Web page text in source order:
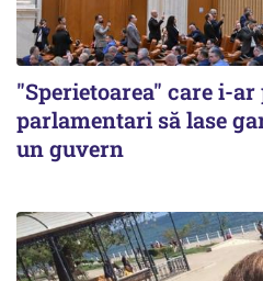
"Sperietoarea" care i-ar
parlamentari să lase
un guvern